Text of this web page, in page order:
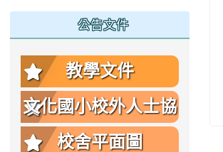
公告文件
教學文件
文化國小校外人士協
助教學或活動要點
校舍平面圖